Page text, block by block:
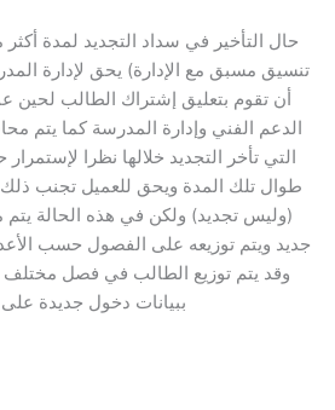
حال التأخير في سداد التجديد لمدة
تنسيق مسبق مع الإدارة) يحق لإدارة
أن تقوم بتعليق إشتراك الطالب لحين
الدعم الفني وإدارة المدرسة كما يتم
التي تأخر التجديد خلالها نظرا
طوال تلك المدة ويحق للعميل تجنب ذلك
(وليس تجديد) ولكن في هذه الحالة
جديد ويتم توزيعه على الفصول حسب
وقد يتم توزيع الطالب في فصل
ببيانات دخول جديدة